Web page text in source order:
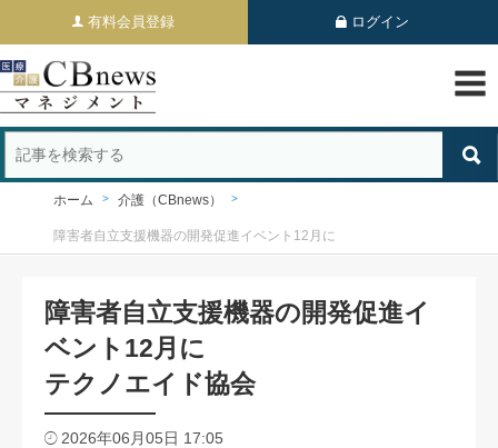
有料会員登録 ログイン
ホーム 介護（CBnews）
障害者自立支援機器の開発促進イベント12月に
障害者自立支援機器の開発促進イ
ベント12月に
テクノエイド協会
2026年06月05日 17:05